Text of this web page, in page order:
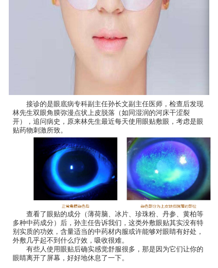
接诊的是眼底病专科副主任孙长文副主任医师，检查后发现
林先生双眼角膜弥漫点状上皮脱落（如同湿润的河床干涩裂
开），追问病史，原来林先生最近每天使用眼贴敷眼，考虑是眼
贴药物刺激所致。
查看了眼贴的成分（薄荷脑、冰片、珍珠粉、丹参、黄柏等
多种中药成分）后，孙主任告诉我们，这类外敷眼贴其实没有特
别实质的功效，含量适当的中药材内服或许能够对眼睛有好处，
外敷几乎起不到什么疗效，吸收很难。
有些人使用眼贴后确实感觉舒服很多，那是因为它们让你的
眼睛离开了屏幕，好好地休息了一下。